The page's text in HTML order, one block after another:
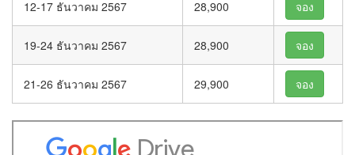
12-17 ธันวาคม 2567 28,900 จอง
19-24 ธันวาคม 2567 28,900 จอง
21-26 ธันวาคม 2567 29,900 จอง